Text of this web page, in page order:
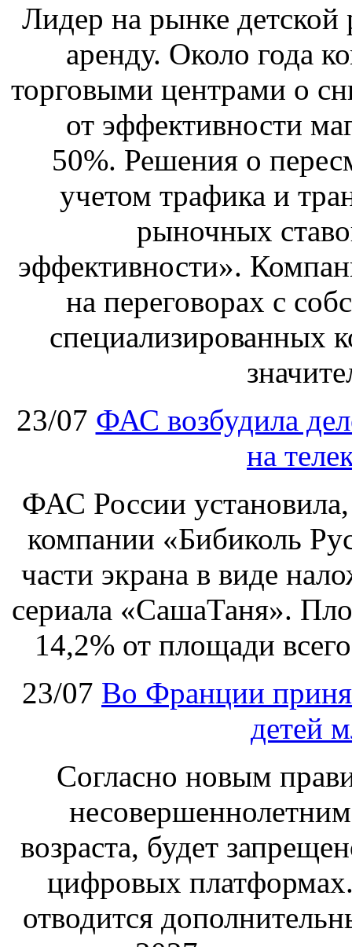
Лидер на рынке детской
аренду. Около года
торговыми центрами о
от эффективности
50%. Решения о
учетом трафика и
рыночных
эффективности».
на переговорах с
специализированных
23/07 ФАС возбудила
на
ФАС России установила,
компании «Бибиколь
части экрана в виде
сериала «СашаТаня».
14,2% от площади
23/07 Во Франции
детей
Согласно новым
возраста, будет
цифровых
отводится